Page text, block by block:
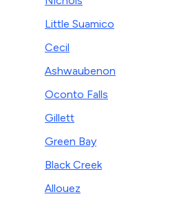
Little Suamico
Cecil
Ashwaubenon
Oconto Falls
Gillett
Green Bay
Black Creek
Allouez